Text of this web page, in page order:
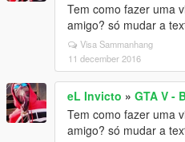
Tem como fazer uma
amigo? só mudar a
Visa Sammanhang
11 december 2016
eL Invicto » GTA V -
Tem como fazer uma
amigo? só mudar a